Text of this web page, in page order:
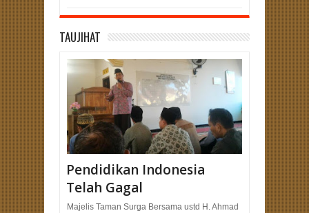
TAUJIHAT
Pendidikan Indonesia
Telah Gagal
Majelis Taman Surga Bersama ustd H. Ahmad